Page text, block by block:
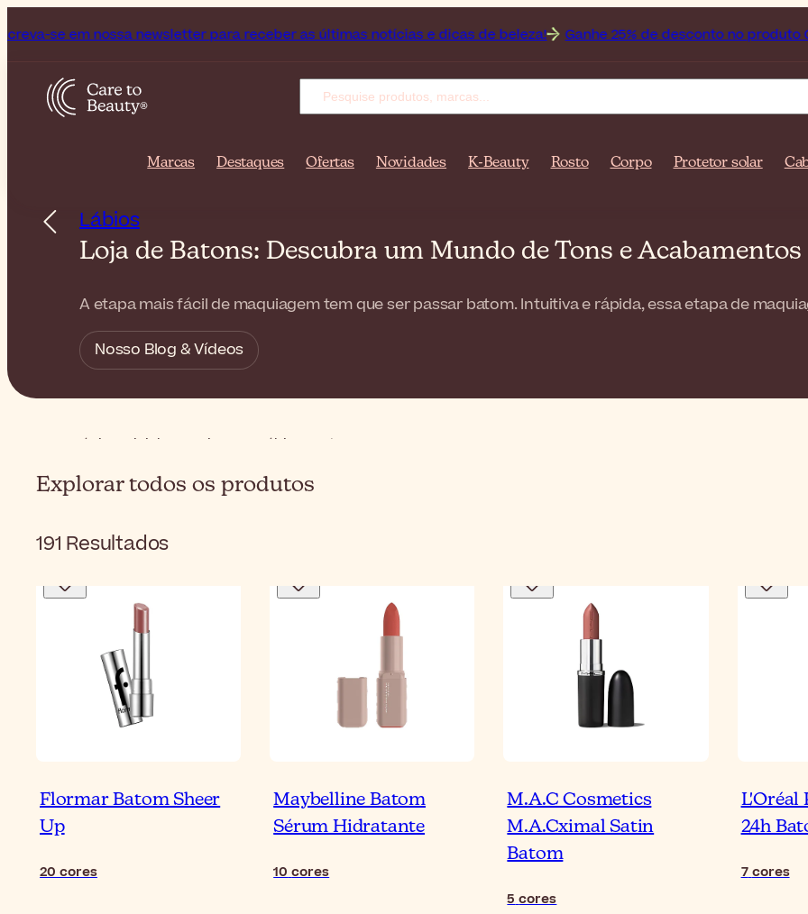
nossa newsletter para receber as últimas notícias e dicas de beleza! Ganhe 25% de desconto no produto Off da
Marcas Destaques Ofertas Novidades K-Beauty Rosto Corpo Protetor solar
Lábios
Loja de Batons: Descubra um Mundo de Tons e
Nosso Blog & Vídeos
A etapa mais fácil de maquiagem tem que ser passar batom. Intuitiva e rápida, essa etapa de
Página Inicial Maquiagem Lábios Batom
Explorar todos os produtos
191 Resultados
Flormar Batom Sheer
Up
20 cores
Maybelline Batom
Sérum Hidratante
10 cores
M.A.C Cosmetics
M.A.Cximal Satin
Batom
5 cores
L'Oréal
24h
7 cores